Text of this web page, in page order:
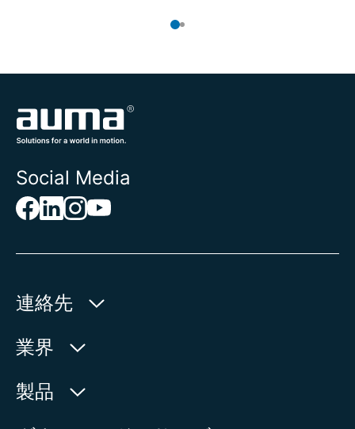
Social Media
連絡先
AUMA Riester
Aumastr. 1
業界
水利産業
製品